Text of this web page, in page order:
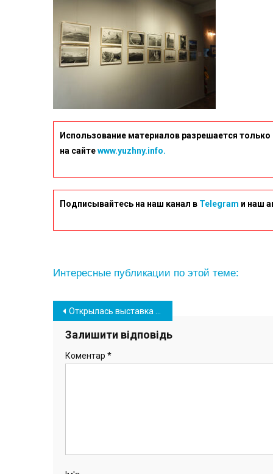
Использование материалов разрешается
на сайтеwww.yuzhny.info.
Подписывайтесь на наш канал в Telegram и наш
Интересные публикации по этой теме:
Навігація
записів
Открылась выставка творческого объединения художников Южного “Новация” (фото)
Залишити відповідь
Коментар *